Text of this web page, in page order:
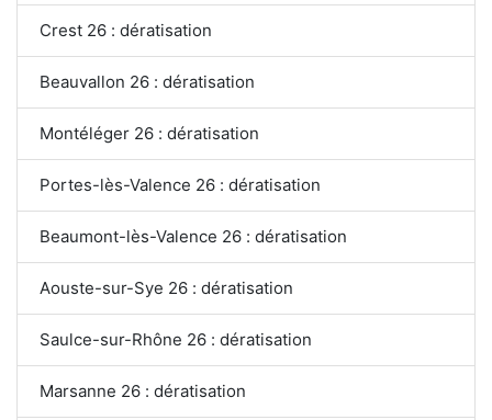
Crest 26 : dératisation
Beauvallon 26 : dératisation
Montéléger 26 : dératisation
Portes-lès-Valence 26 : dératisation
Beaumont-lès-Valence 26 : dératisation
Aouste-sur-Sye 26 : dératisation
Saulce-sur-Rhône 26 : dératisation
Marsanne 26 : dératisation